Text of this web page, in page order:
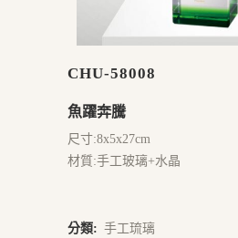
CHU-58008
魚躍奔騰
尺寸:8x5x27cm
材質:手工玻璃+水晶
分類: 手工琉璃